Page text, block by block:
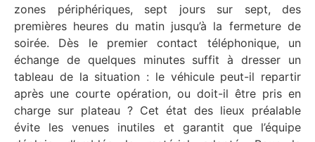
zones périphériques, sept jours sur sept, des
premières heures du matin jusqu’à la fermeture de
soirée. Dès le premier contact téléphonique, un
échange de quelques minutes suffit à dresser un
tableau de la situation : le véhicule peut-il repartir
après une courte opération, ou doit-il être pris en
charge sur plateau ? Cet état des lieux préalable
évite les venues inutiles et garantit que l’équipe